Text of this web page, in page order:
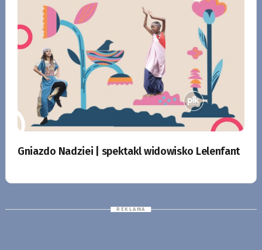
Gniazdo Nadziei | spektakl widowisko Lelenfant